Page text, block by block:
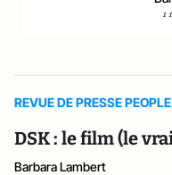
1
REVUE DE PRESSE PEOPLE
DSK : le film (le
Barbara Lambert